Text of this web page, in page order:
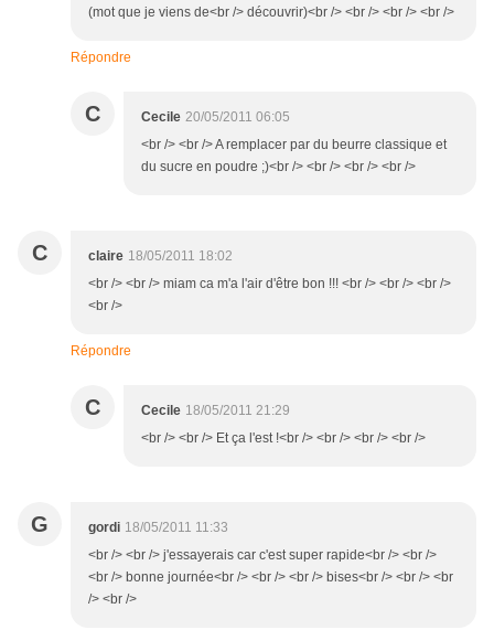
(mot que je viens de<br /> découvrir)<br /> <br /> <br /> <br />
Répondre
C Cecile 20/05/2011 06:05
<br /> <br /> A remplacer par du beurre classique et
du sucre en poudre ;)<br /> <br /> <br /> <br />
C claire 18/05/2011 18:02
<br /> <br /> miam ca m'a l'air d'être bon !!! <br /> <br /> <br />
<br />
Répondre
C Cecile 18/05/2011 21:29
<br /> <br /> Et ça l'est !<br /> <br /> <br /> <br />
G gordi 18/05/2011 11:33
<br /> <br /> j'essayerais car c'est super rapide<br /> <br />
<br /> bonne journée<br /> <br /> <br /> bises<br /> <br /> <br
/> <br />